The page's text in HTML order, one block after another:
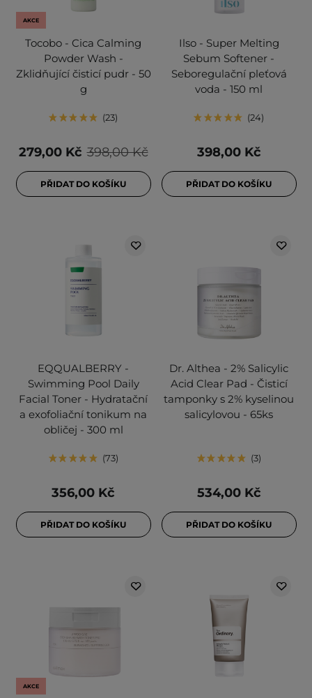
AKCE
Tocobo - Cica Calming
Powder Wash -
Zklidňující čisticí pudr - 50
g
23
398,00 Kč
279,00 Kč
PŘIDAT DO KOŠÍKU
Ilso - Super Melting
Sebum Softener -
Seboregulační pleťová
voda - 150 ml
24
398,00 Kč
PŘIDAT DO KOŠÍKU
EQQUALBERRY -
Swimming Pool Daily
Facial Toner - Hydratační
a exofoliační tonikum na
obličej - 300 ml
73
356,00 Kč
PŘIDAT DO KOŠÍKU
Dr. Althea - 2% Salicylic
Acid Clear Pad - Čisticí
tamponky s 2% kyselinou
salicylovou - 65ks
3
534,00 Kč
PŘIDAT DO KOŠÍKU
AKCE